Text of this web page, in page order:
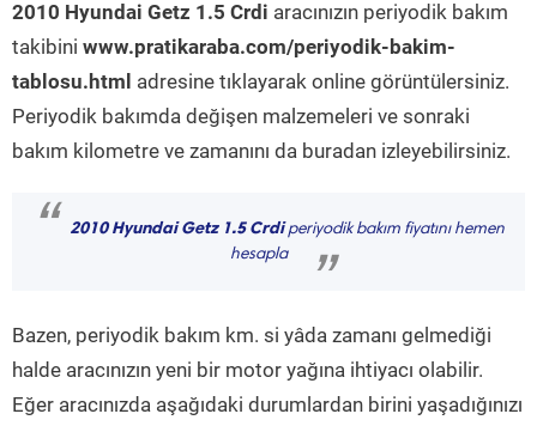
2010 Hyundai Getz 1.5 Crdi aracınızın periyodik bakım
takibini www.pratikaraba.com/periyodik-bakim-
tablosu.html adresine tıklayarak online görüntülersiniz.
Periyodik bakımda değişen malzemeleri ve sonraki
bakım kilometre ve zamanını da buradan izleyebilirsiniz.
“ 2010 Hyundai Getz 1.5 Crdiperiyodik bakım fiyatını hemen
hesapla
”
Bazen, periyodik bakım km. si yâda zamanı gelmediği
halde aracınızın yeni bir motor yağına ihtiyacı olabilir.
Eğer aracınızda aşağıdaki durumlardan birini yaşadığınızı